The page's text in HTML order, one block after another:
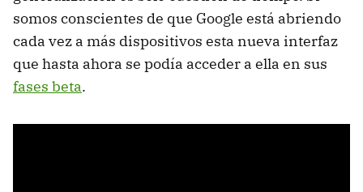
somos conscientes de que Google está abriendo
cada vez a más dispositivos esta nueva interfaz
que hasta ahora se podía acceder a ella en sus
fases beta.